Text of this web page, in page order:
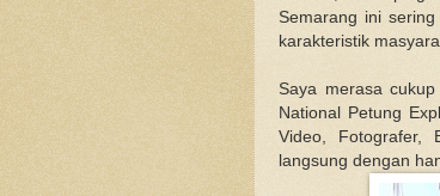
Semarang ini
karakteristik
Saya merasa
National Petung
Video, Fotografer,
langsung dengan